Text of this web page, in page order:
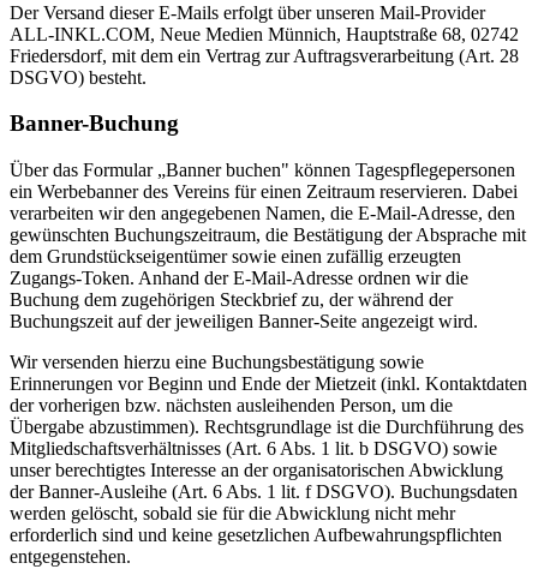
Der Versand dieser E-Mails erfolgt über unseren Mail-Provider
ALL-INKL.COM, Neue Medien Münnich, Hauptstraße 68, 02742
Friedersdorf, mit dem ein Vertrag zur Auftragsverarbeitung (Art. 28
DSGVO) besteht.
Banner-Buchung
Über das Formular „Banner buchen" können Tagespflegepersonen
ein Werbebanner des Vereins für einen Zeitraum reservieren. Dabei
verarbeiten wir den angegebenen Namen, die E-Mail-Adresse, den
gewünschten Buchungszeitraum, die Bestätigung der Absprache mit
dem Grundstückseigentümer sowie einen zufällig erzeugten
Zugangs-Token. Anhand der E-Mail-Adresse ordnen wir die
Buchung dem zugehörigen Steckbrief zu, der während der
Buchungszeit auf der jeweiligen Banner-Seite angezeigt wird.
Wir versenden hierzu eine Buchungsbestätigung sowie
Erinnerungen vor Beginn und Ende der Mietzeit (inkl. Kontaktdaten
der vorherigen bzw. nächsten ausleihenden Person, um die
Übergabe abzustimmen). Rechtsgrundlage ist die Durchführung des
Mitgliedschaftsverhältnisses (Art. 6 Abs. 1 lit. b DSGVO) sowie
unser berechtigtes Interesse an der organisatorischen Abwicklung
der Banner-Ausleihe (Art. 6 Abs. 1 lit. f DSGVO). Buchungsdaten
werden gelöscht, sobald sie für die Abwicklung nicht mehr
erforderlich sind und keine gesetzlichen Aufbewahrungspflichten
entgegenstehen.